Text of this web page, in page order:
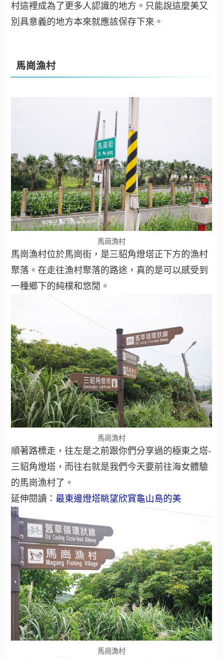
村這裡成為了更多人認識的地方。只能說這麼美又
別具意義的地方本來就應該保存下來。
馬崗漁村
馬崗漁村
馬崗漁村位於馬崗街，是三貂角燈塔正下方的漁村
聚落。在走往漁村聚落的路途，真的是可以感受到
一種鄉下的純樸和悠閒。
馬崗漁村
順著路標走，往左是之前跟你們分享過的極東之塔-
三貂角燈塔，而往右就是我們今天要前往海女體驗
的馬崗漁村了。
延伸閱讀：最東邊燈塔眺望欣賞龜山島的美
馬崗漁村